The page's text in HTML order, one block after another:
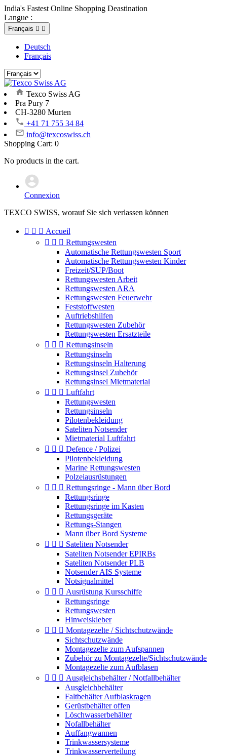
India's Fastest Online Shopping Deastination
Langue :
Français  
Deutsch
Français
Texco Swiss AG
Pra Pury 7
CH-3280 Murten
+41 71 755 34 84
info@texcoswiss.ch
Shopping Cart: 0
No products in the cart.
Connexion
TEXCO SWISS, worauf Sie sich verlassen können
   Accueil
   Rettungswesten
Automatische Rettungswesten Sport
Automatische Rettungswesten Kinder
Freizeit/SUP/Boot
Rettungswesten Arbeit
Rettungswesten ARA
Rettungswesten Feuerwehr
Feststoffwesten
Auftriebshilfen
Rettungswesten Zubehör
Rettungswesten Ersatzteile
   Rettungsinseln
Rettungsinseln
Rettungsinseln Halterung
Rettungsinsel Zubehör
Rettungsinsel Mietmaterial
   Luftfahrt
Rettungswesten
Rettungsinseln
Pilotenbekleidung
Sateliten Notsender
Mietmaterial Luftfahrt
   Defence / Polizei
Pilotenbekleidung
Marine Rettungswesten
Polzeiausrüstungen
   Rettungsringe - Mann über Bord
Rettungsringe
Rettungsringe im Kasten
Rettungsgeräte
Rettungs-Stangen
Mann über Bord Systeme
   Sateliten Notsender
Sateliten Notsender EPIRBs
Sateliten Notsender PLB
Notsender AIS Systeme
Notsignalmittel
   Ausrüstung Kursschiffe
Rettungsringe
Rettungswesten
Hinweiskleber
   Montagezelte / Sichtschutzwände
Sichtschutzwände
Montagezelte zum Aufspannen
Zubehör zu Montagezelte/Sichtschutzwände
Montagezelte zum Aufblasen
   Ausgleichsbehälter / Notfallbehälter
Ausgleichbehälter
Faltbehälter Aufblaskragen
Gerüstbehälter offen
Löschwasserbehälter
Nofallbehälter
Auffangwannen
Trinkwassersysteme
Trinkwasserverteilung